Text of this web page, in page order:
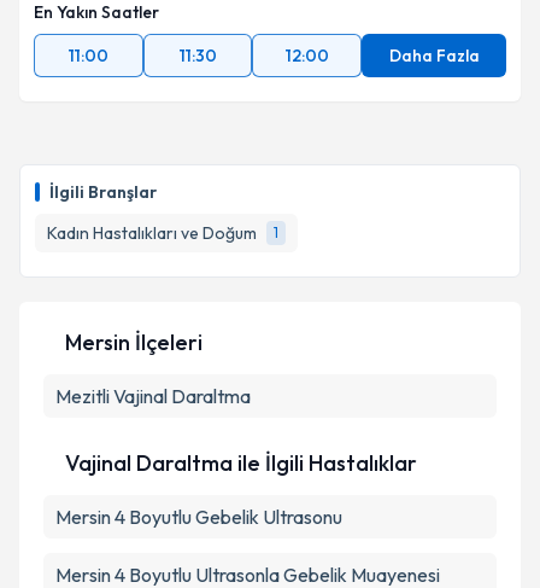
İlgili Branşlar
Kadın Hastalıkları ve Doğum
1
En Yakın Saatler
11:00
11:30 12:00 Daha Fazla
Mersin İlçeleri
MezitliVajinal Daraltma
Vajinal Daraltma ile İlgili Hastalıklar
Mersin 4 Boyutlu Gebelik Ultrasonu
Mersin 4 Boyutlu Ultrasonla Gebelik Muayenesi